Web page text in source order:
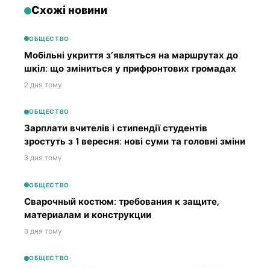
Схожі новини
ОБЩЕСТВО
Мобільні укриття з’являться на маршрутах до
шкіл: що зміниться у прифронтових громадах
2 дня тому
ОБЩЕСТВО
Зарплати вчителів і стипендії студентів
зростуть з 1 вересня: нові суми та головні зміни
3 дня тому
ОБЩЕСТВО
Сварочный костюм: требования к защите,
материалам и конструкции
3 дня тому
ОБЩЕСТВО